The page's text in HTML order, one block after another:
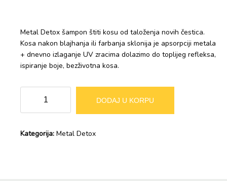
Metal Detox šampon štiti kosu od taloženja novih čestica.
Kosa nakon blajhanja ili farbanja sklonija je apsorpciji metala
+ dnevno izlaganje UV zracima dolazimo do toplijeg refleksa,
ispiranje boje, bezživotna kosa.
Professionnel
–
Detox
DODAJ U KORPU
Kategorija: Metal Detox